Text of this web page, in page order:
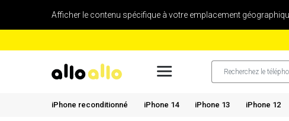
Afficher le contenu spécifique à votre emplacement
iPhone reconditionné iPhone 14 iPhone 13 iPhone 12